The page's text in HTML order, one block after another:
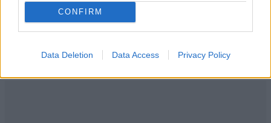
CONFIRM
Data Deletion Data Access Privacy Policy
Κεφαλονιά – Διακοπές με τον Νίκο Ευαγγελάτο
και τον γιο τους